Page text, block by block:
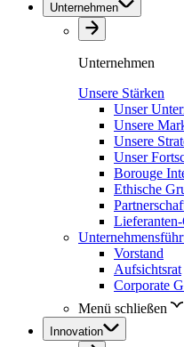
Unternehmen
Unternehmen
Unsere Stärken
Unser
Unsere
Unsere
Unser
Borouge
Ethische
Vorstand
Aufsichtsrat
Corporate
Menü schließen
Innovation